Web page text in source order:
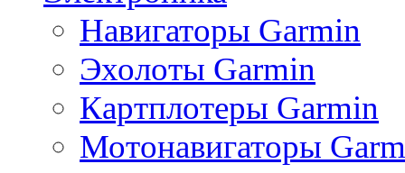
Навигаторы Garmin
Эхолоты Garmin
Картплотеры Garmin
Мотонавигаторы